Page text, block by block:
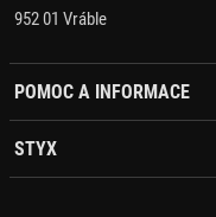
952 01 Vráble
POMOC A INFORMACE
STYX